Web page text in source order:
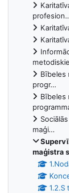
Bībeles
progr...
Bībeles
maģi...
maģistra
1.2.S